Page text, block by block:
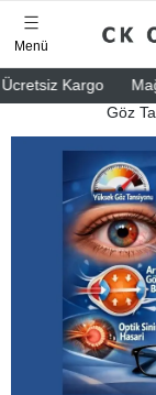
Kargo
Menü
Göz